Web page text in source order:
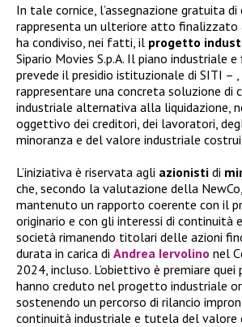
In tale cornice, l’assegnazione gratuita
rappresenta un ulteriore atto finalizzato
ha condiviso, nei fatti, il progetto
Sipario Movies S.p.A. Il piano industriale
prevede il presidio istituzionale di SITI –
rappresentare una concreta soluzione di
industriale alternativa alla liquidazione,
oggettivo dei creditori, dei lavoratori,
minoranza e del valore industriale
L’iniziativa è riservata agli azionisti di
che, secondo la valutazione della
mantenuto un rapporto coerente con il
originario e con gli interessi di continuità
società rimanendo titolari delle azioni
durata in carica di Andrea Iervolino nel
2024, incluso. L’obiettivo è premiare
hanno creduto nel progetto industriale
sostenendo un percorso di rilancio
continuità industriale e tutela del valore